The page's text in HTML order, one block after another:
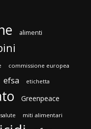
alimenti
commissione europea
efsa etichetta
Greenpeace
miti alimentari